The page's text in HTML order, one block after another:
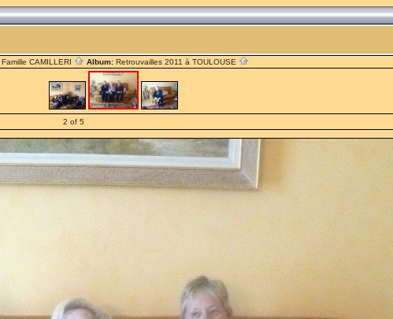
Famille CAMILLERI Album: Retrouvailles 2011 à TOULOUSE
2 of 5